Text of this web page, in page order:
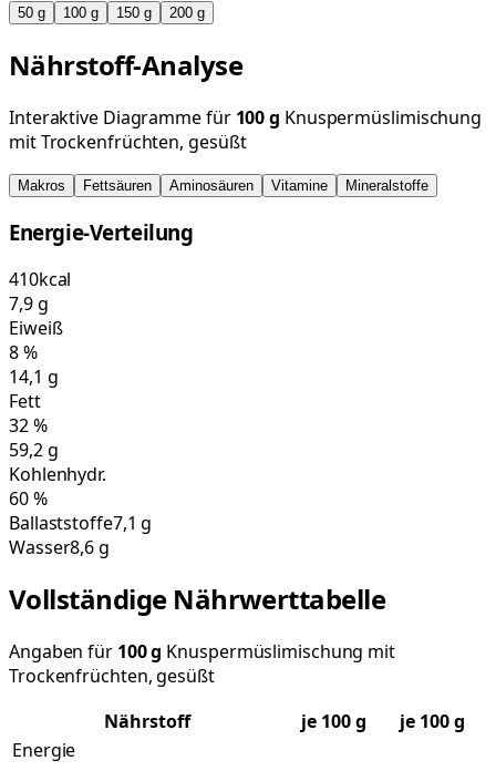
50 g 100 g 150 g 200 g
Nährstoff-Analyse
Interaktive Diagramme für 100g Knuspermüslimischung
mit Trockenfrüchten, gesüßt
Makros Fettsäuren Aminosäuren Vitamine Mineralstoffe
Energie-Verteilung
410kcal
7,9g
Eiweiß
8%
14,1 g
Fett
32%
59,2g
Kohlenhydr.
60%
Ballaststoffe7,1 g
Wasser8,6 g
Vollständige Nährwerttabelle
Angaben für 100g Knuspermüslimischung mit
Trockenfrüchten, gesüßt
Nährstoff
je 100g
je 100 g
Energie